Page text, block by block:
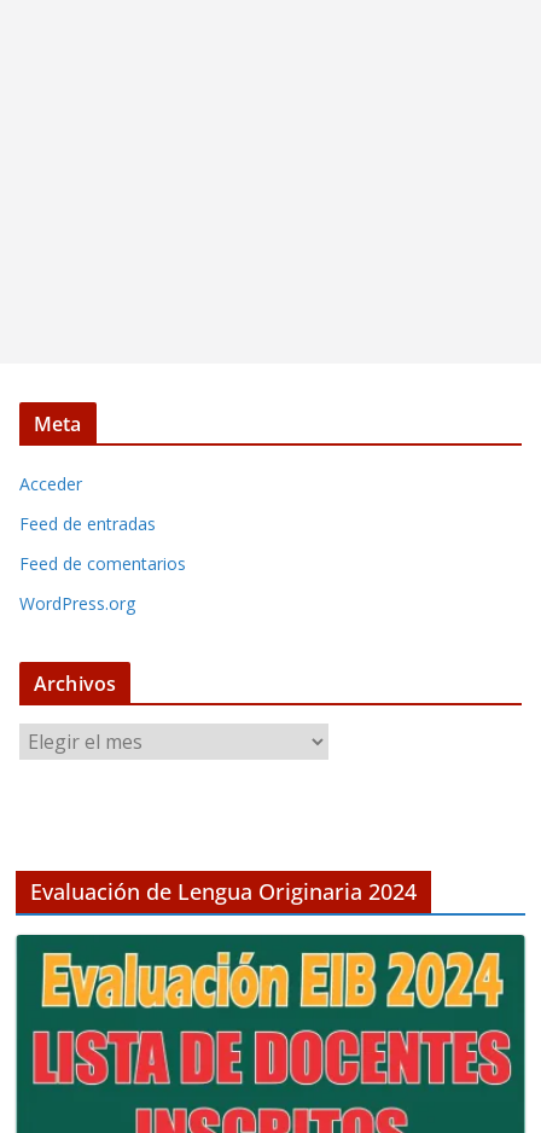
Meta
Acceder
Feed de entradas
Feed de comentarios
WordPress.org
Archivos
r
o
Evaluación de Lengua Originaria 2024